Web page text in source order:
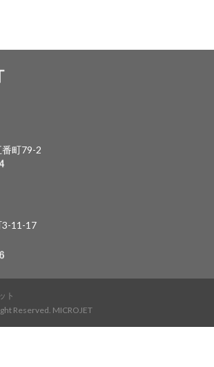
町79-2
3-11-17
ト
Reserved. MICROJET